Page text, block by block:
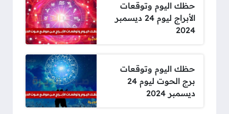
حظك اليوم وتوقعات
الأبراج ليوم 24 ديسمبر
2024
حظك اليوم وتوقعات
برج الحوت ليوم 24
ديسمبر 2024